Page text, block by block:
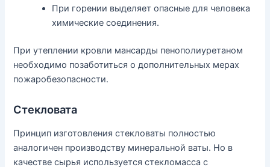
При горении выделяет опасные для человека
химические соединения.
При утеплении кровли мансарды пенополиуретаном
необходимо позаботиться о дополнительных мерах
пожаробезопасности.
Стекловата
Принцип изготовления стекловаты полностью
аналогичен производству минеральной ваты. Но в
качестве сырья используется стекломасса с